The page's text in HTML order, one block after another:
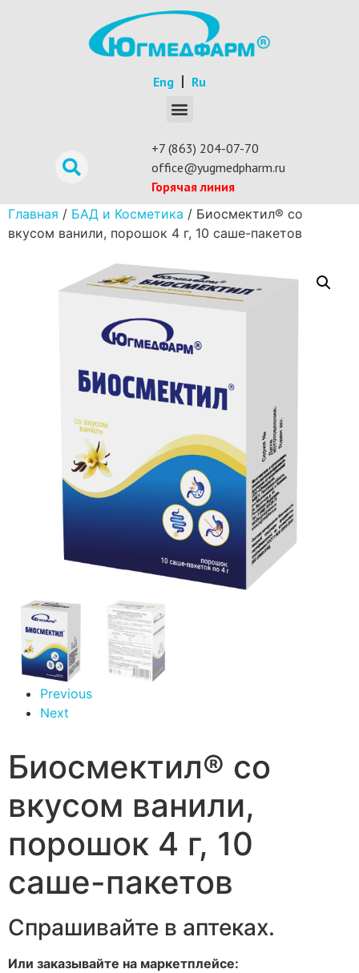
Eng Ru
+7 (863) 204-07-70
office@yugmedpharm.ru
Горячая линия
Главная / БАД и Косметика / Биосмектил® со
вкусом ванили, порошок 4 г, 10 саше-пакетов
Previous
Next
Биосмектил® со
вкусом ванили,
порошок 4 г, 10
саше-пакетов
Спрашивайте в аптеках.
Или заказывайте на маркетплейсе: